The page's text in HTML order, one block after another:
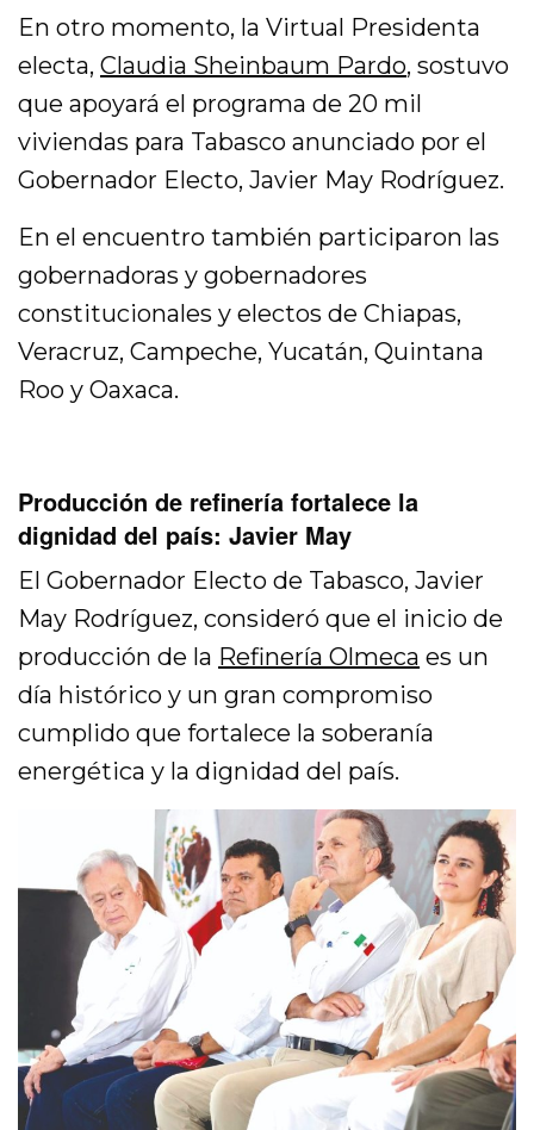
En otro momento, la Virtual Presidenta
electa,Claudia Sheinbaum Pardo, sostuvo
que apoyará el programa de 20 mil
viviendas para Tabasco anunciado por el
Gobernador Electo, Javier May Rodríguez.
En el encuentro también participaron las
gobernadoras y gobernadores
constitucionales y electos de Chiapas,
Veracruz, Campeche, Yucatán, Quintana
Roo y Oaxaca.
Producción de refinería fortalece la
dignidad del país: Javier May
El Gobernador Electo de Tabasco, Javier
May Rodríguez, consideró que el inicio de
producción de la Refinería Olmeca es un
día histórico y un gran compromiso
cumplido que fortalece la soberanía
energética y la dignidad del país.